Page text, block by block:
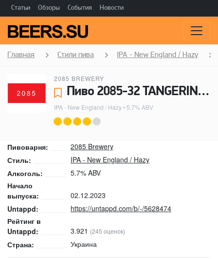
Статьи Обзоры События Новости
Главная Стили пива IPA - New England / Hazy
2085 BREWERY
Пиво 2085-32 TANGERINE NEIPA - 2085 Brewery
IPA - New England / Hazy• 5.7% ABV
Пивоварня:
2085 Brewery
Стиль:
IPA - New England / Hazy
Алкоголь:
5.7% ABV
Начало
выпуска:
02.12.2023
Untappd:
https://untappd.com/b/-/5628474
Рейтинг в
Untappd:
3.921 (245 оценок)
Страна: Украина